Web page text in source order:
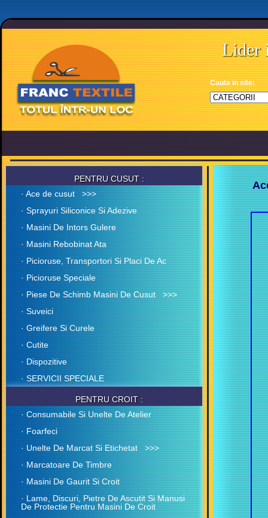
Lider
Cauta in site:
PENTRU CUSUT :
· Ace de cusut >>>
· Sprayuri Siliconice Si Adezive
· Masini De Intors Gulere
· Masini Rebobinat Ata
· Picioruse, Transportori Si Placi De Ac
· Picioruse Speciale
· Piese De Schimb Masini De Cusut >>>
· Suveici
· Greifere Si Curele
· Cutite
· Dispozitive
· SERVICII SPECIALE
PENTRU CROIT :
· Consumabile Si Unelte De Atelier
· Foarfeci
· Unelte De Marcat Si Etichetat >>>
· Marcatoare De Timbre
· Masini De Gaurit Si Croit
· Lame, Discuri, Pietre De Ascutit Si Manusi
De Protectie Pentru Masini De Croit